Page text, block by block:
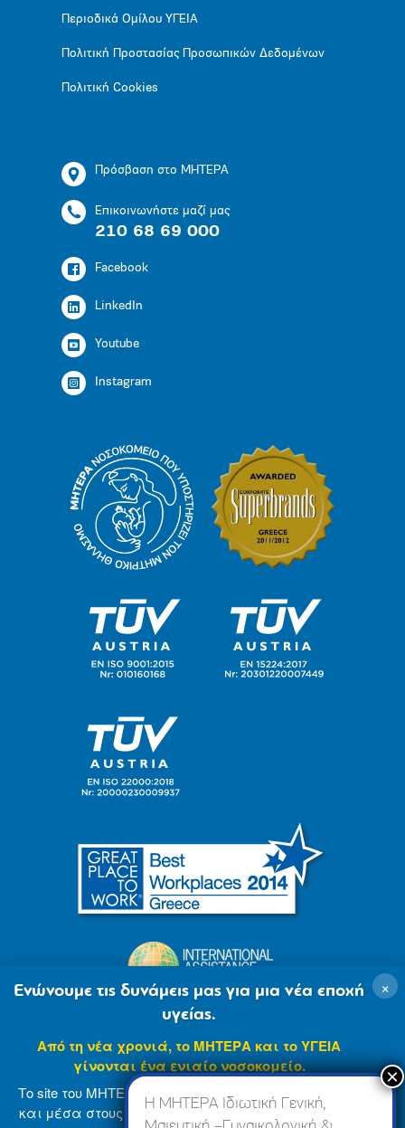
Περιοδικά Ομίλου ΥΓΕΙΑ
Πολιτική Προστασίας Προσωπικών Δεδομένων
Πολιτική Cookies
Πρόσβαση στο ΜΗΤΕΡΑ
Επικοινωνήστε μαζί μας
210 68 69 000
Facebook
LinkedIn
Youtube
Instagram
Η ΜΗΤΕΡΑ Ιδιωτική Γενική,
×
Ενώνουμε τις δυνάμεις μας για μια νέα εποχή
υγείας.
Από τη νέα χρονιά, το ΜΗΤΕΡΑ και το ΥΓΕΙΑ
γίνονται ένα ενιαίο νοσοκομείο.
Το site του ΜΗΤΕΡΑ βρίσκεται σε φάση ανανέωσης
και μέσα στους επόμενους μήνες θα ενσωματωθεί